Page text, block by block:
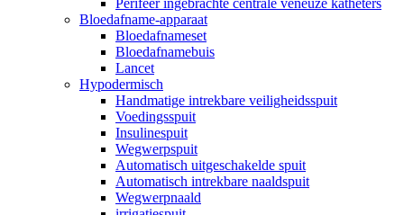
Perifeer ingebrachte centrale veneuze katheters
Bloedafname-apparaat
Bloedafnameset
Bloedafnamebuis
Lancet
Hypodermisch
Handmatige intrekbare veiligheidsspuit
Voedingsspuit
Insulinespuit
Wegwerpspuit
Automatisch uitgeschakelde spuit
Automatisch intrekbare naaldspuit
Wegwerpnaald